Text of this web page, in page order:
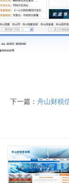
下一篇：舟山财税